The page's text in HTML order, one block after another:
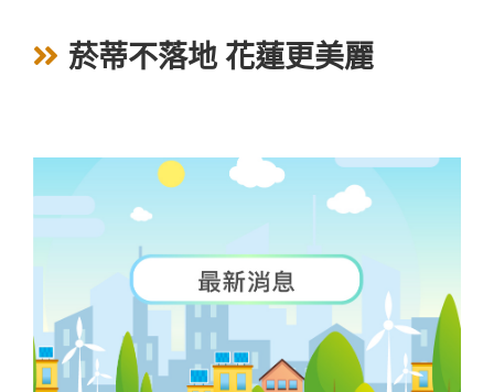
菸蒂不落地 花蓮更美麗